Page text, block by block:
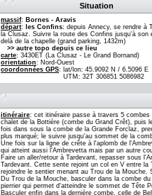
Situation
massif: Bornes - Aravis
départ: les Confins: depuis Annecy, se rendre à
la Clusaz. Suivre la route des Confins jusqu'à son
delà de la chapelle (grand parking, 1432m)
>> autre topo depuis ce lieu
carte: 3430ET (La Clusaz - Le Grand Bornand)
orientation: Nord-Ouest
coordonnées GPS: lat/lon: 45.9092 N / 6.5096 E
UTM: 32T 306851 5086982
itinéraire: cet itinéraire passe à travers 5
chalet de la Bottière (combe du Grand Crêt), puis
fois dans sous la combe de la Grande Forclaz,
plus marqué; le suivre jusqu'au sommet de la
Une fois sur la ligne de crête à l'aplomb de
qui atteint aussi l'Ambrevetta mais par un autre
Faire un aller/retour à Tardevant, repasser sous
Tardevant. Cette sente rejoint un col en V entre
rejoindre le sentier menant au Trou de la Mouche.
Du Trou de la Mouche, basculer dans la combe
pierrier qui permet d'atteindre le sommet de Tête
Basculer enfin dans la dernière combe, celle de